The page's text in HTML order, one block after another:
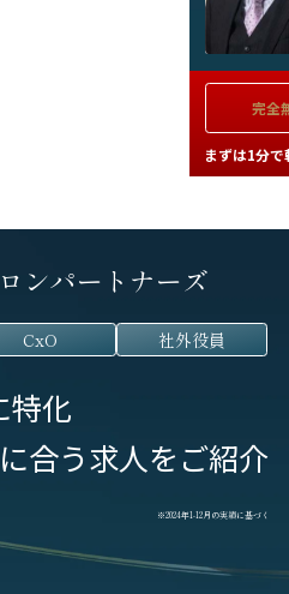
完全
まずは1分
ンパートナーズ
CxO 社外役員
特化
合う求人をご紹介
※2024年1-12月の実績に基づく